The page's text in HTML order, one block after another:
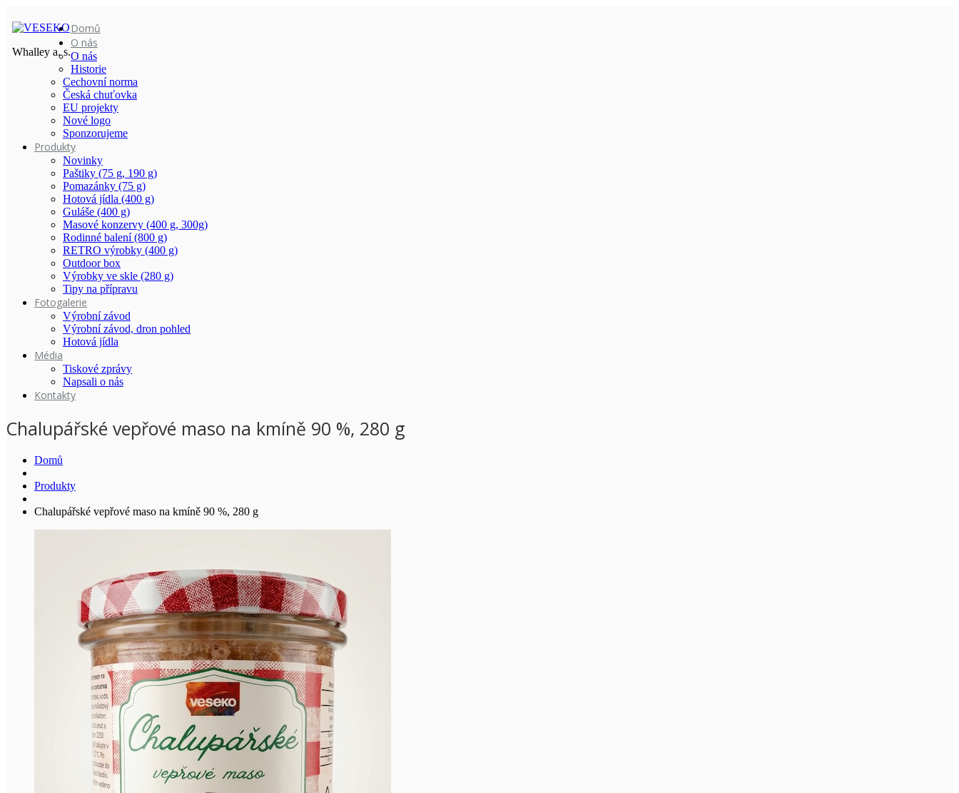
Whalley a. s.
Domů
O nás
O nás
Historie
Cechovní norma
Česká chuťovka
EU projekty
Nové logo
Sponzorujeme
Produkty
Novinky
Paštiky (75 g, 190 g)
Pomazánky (75 g)
Hotová jídla (400 g)
Guláše (400 g)
Masové konzervy (400 g, 300g)
Rodinné balení (800 g)
RETRO výrobky (400 g)
Outdoor box
Výrobky ve skle (280 g)
Tipy na přípravu
Fotogalerie
Výrobní závod
Výrobní závod, dron pohled
Hotová jídla
Média
Tiskové zprávy
Napsali o nás
Kontakty
Chalupářské vepřové maso na kmíně 90 %, 280 g
Domů
Produkty
Chalupářské vepřové maso na kmíně 90 %, 280 g